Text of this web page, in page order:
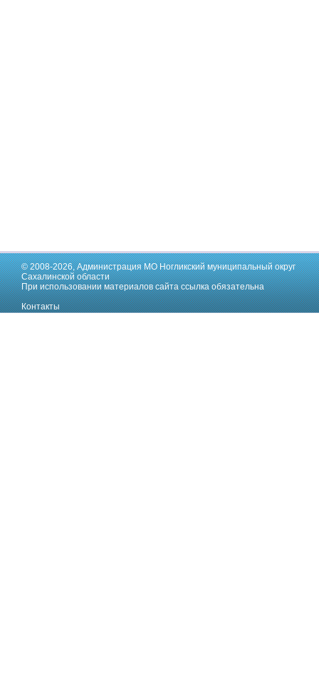
© 2008-2026,Администрация МО Ногликский муниципальный округ
Сахалинской области
При использовании материалов сайта ссылка обязательна
Контакты